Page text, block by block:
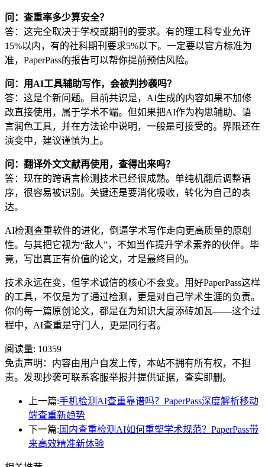
问：查重率多少算安全？
答：这完全取决于学校或期刊的要求。有的理工科专业允许
15%以内，有的社科期刊要求5%以下。一定要以官方标准为
准，PaperPass的报告可以帮你提前预估风险。
问：用AI工具辅助写作，会被判抄袭吗？
答：这是个新问题。目前共识是，AI生成的内容如果不加修
改直接使用，属于学术不端。但如果把AI作为构思辅助、语
言润色工具，并在方法论中说明，一般是可接受的。界限还在
演变中，建议谨慎为上。
问：翻译外文文献再使用，查得出来吗？
答：现在的跨语言检测技术已经很成熟。单纯机翻后调整语
序，很容易被识别。关键还是要消化吸收，转化为自己的表
达。
AI检测查重软件的进化，倒逼学术写作走向更高质量的原創
性。与其把它视为“敌人”，不如当作提升学术素养的伙伴。毕
竟，写出真正有价值的论文，才是最终目的。
技术永远在变，但学术诚信的核心不会变。用好PaperPass这样
的工具，不仅是为了通过检测，更是对自己学术生涯的负责。
你的每一篇原创论文，都是在为知识大厦添砖加瓦——这个过
程中，AI查重是守门人，更是同行者。
阅读量: 10359
免责声明：内容由用户自发上传，本站不拥有所有权，不担
责。发现抄袭可联系客服举报并提供证据，查实即删。
上一篇:手机检测AI查重靠谱吗？PaperPass深度解析移动
端查重新趋势
下一篇: 国内查重检测AI如何重塑学术规范？PaperPass带
来高效精准新体验